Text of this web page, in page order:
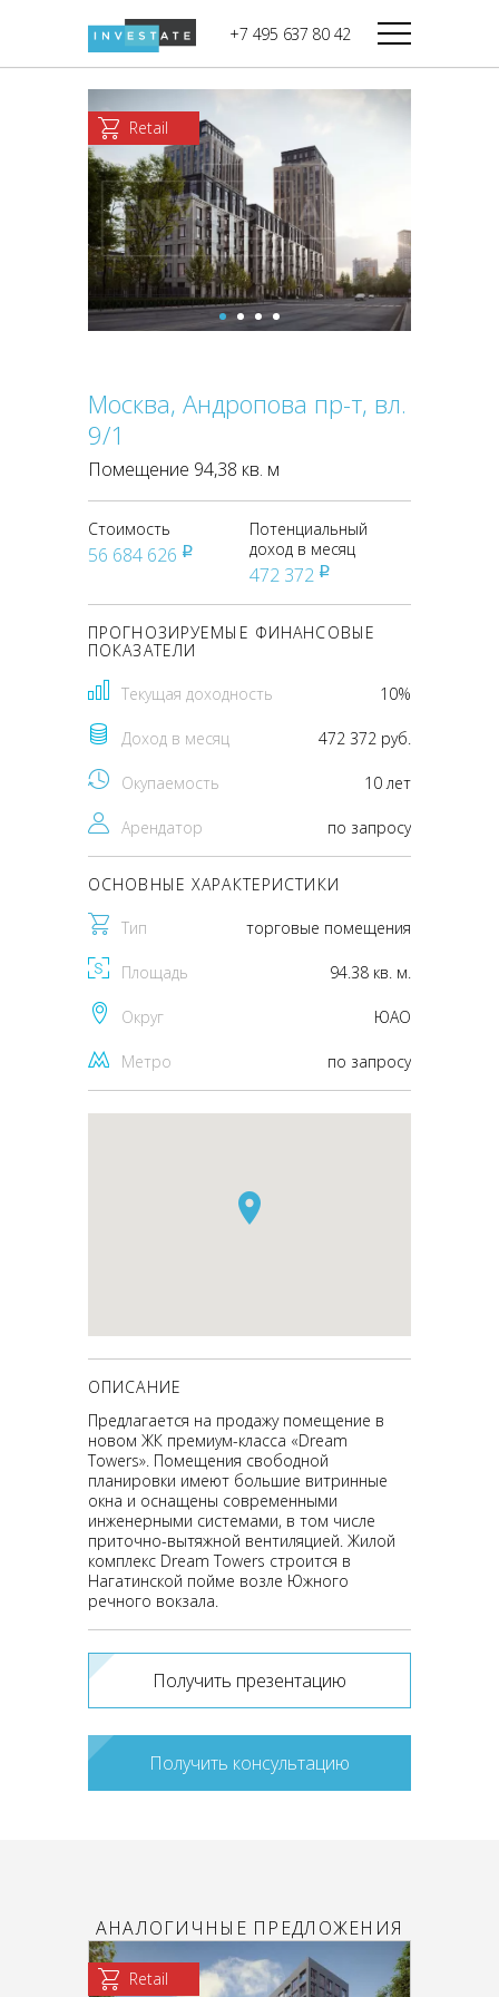
+7 495 637 80 42
Дикси
Мираторг
Магнолия
В башне
Башня Федерация-II
Башня Федерация-I
Восток
Город Столиц,
Северный блок
Город Столиц,
Южный блок
Retail
Москва, Андропова пр-т, вл.
9/1
Помещение 94,38 кв. м
Стоимость
56 684 626 pуб
Потенциальный
доход в месяц
472 372 pуб
ПРОГНОЗИРУЕМЫЕ ФИНАНСОВЫЕ
ПОКАЗАТЕЛИ
Текущая доходность 10%
Доход в месяц 472 372 руб.
Окупаемость 10 лет
Арендатор по запросу
ОСНОВНЫЕ ХАРАКТЕРИСТИКИ
Тип торговые помещения
Площадь 94.38 кв. м.
Округ ЮАО
Метро по запросу
ОПИСАНИЕ
Предлагается на продажу помещение в
новом ЖК премиум-класса «Dream
Towers». Помещения свободной
планировки имеют большие витринные
окна и оснащены современными
инженерными системами, в том числе
приточно-вытяжной вентиляцией. Жилой
комплекс Dream Towers строится в
Нагатинской пойме возле Южного
речного вокзала.
Получить презентацию
Получить консультацию
АНАЛОГИЧНЫЕ ПРЕДЛОЖЕНИЯ
Retail